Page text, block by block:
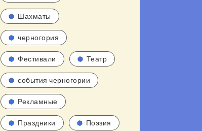
Шахматы
черногория
Фестивали Театр
события черногории
Рекламные
Праздники Поэзия